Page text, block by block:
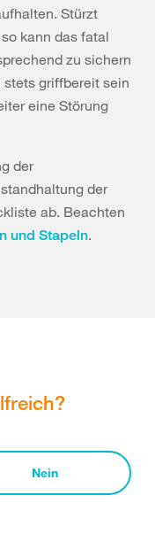
Stürzt
kann das fatal
zu sichern
griffbereit sein
eine Störung
der
der
ab. Beachten
und Stapeln.
Nein